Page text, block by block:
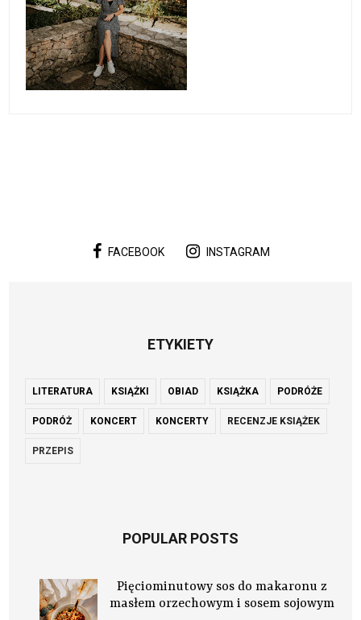
FACEBOOK INSTAGRAM
ETYKIETY
LITERATURA KSIĄŻKI OBIAD KSIĄŻKA PODRÓŻE
PODRÓŻ KONCERT KONCERTY RECENZJE KSIĄŻEK
PRZEPIS
POPULAR POSTS
Pięciominutowy sos do makaronu z
masłem orzechowym i sosem sojowym